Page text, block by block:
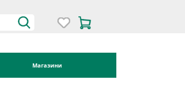
Магазини